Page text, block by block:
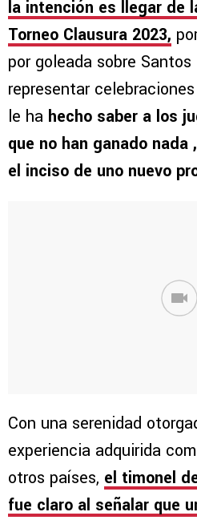
la intención es llegar de
Torneo Clausura 2023,
por goleada sobre
representar
le ha hecho saber a los
que no han ganado
el inciso de uno nuevo
Con una serenidad
experiencia adquirida
otros países, el timonel
fue claro al señalar que